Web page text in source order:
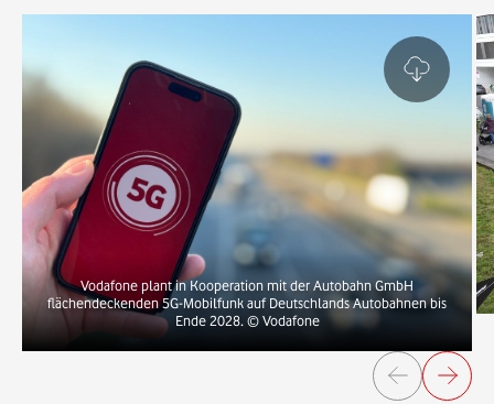
Vodafone plant in Kooperation mit der Autobahn GmbH
flächendeckenden 5G-Mobilfunk auf Deutschlands Autobahnen bis
Ende 2028. © Vodafone